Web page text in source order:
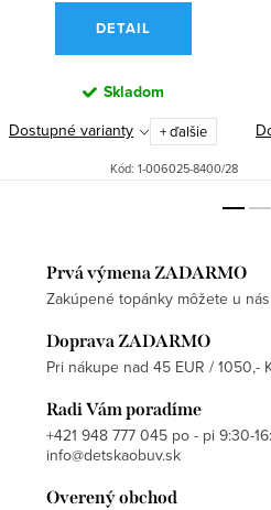
DETAIL
Skladom
Dostupné varianty
+ ďalšie
Kód: 1-006025-8400/28
Prvá výmena ZADARMO
Zakúpené topánky môžete u
Doprava ZADARMO
Pri nákupe nad 45 EUR / 1050,-
Radi Vám poradíme
+421 948 777 045 po - pi 9:30-
info@detskaobuv.sk
Overený obchod